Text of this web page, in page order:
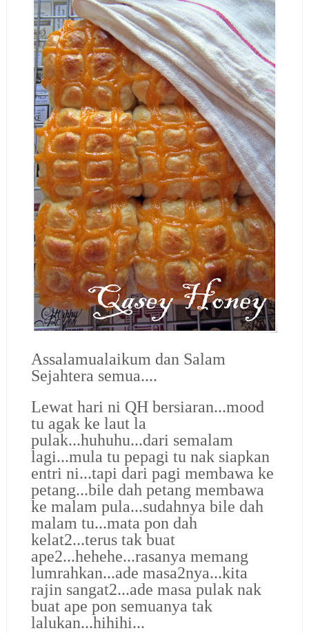
Assalamualaikum dan Salam
Sejahtera semua....
Lewat hari ni QH bersiaran...mood
tu agak ke laut la
pulak...huhuhu...dari semalam
lagi...mula tu pepagi tu nak siapkan
entri ni...tapi dari pagi membawa ke
petang...bile dah petang membawa
ke malam pula...sudahnya bile dah
malam tu...mata pon dah
kelat2...terus tak buat
ape2...hehehe...rasanya memang
lumrahkan...ade masa2nya...kita
rajin sangat2...ade masa pulak nak
buat ape pon semuanya tak
lalukan...hihihi...